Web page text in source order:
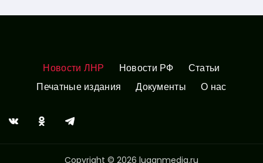
Новости ЛНР Новости РФ
Статьи
Печатные издания
Документы О нас
Copyright © 2026 luganmedia.ru